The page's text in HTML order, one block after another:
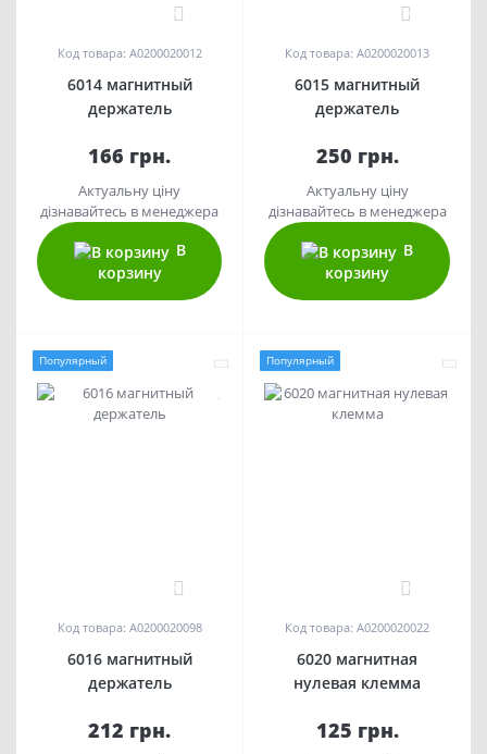
Код товара: A0200020012
6014 магнитный
держатель
166 грн.
Актуальну ціну
дізнавайтесь в менеджера
В
корзину
Код товара: A0200020013
6015 магнитный
держатель
250 грн.
Актуальну ціну
дізнавайтесь в менеджера
В
корзину
Популярный
Код товара: A0200020098
6016 магнитный
держатель
212 грн.
Популярный
Код товара: A0200020022
6020 магнитная
нулевая клемма
125 грн.